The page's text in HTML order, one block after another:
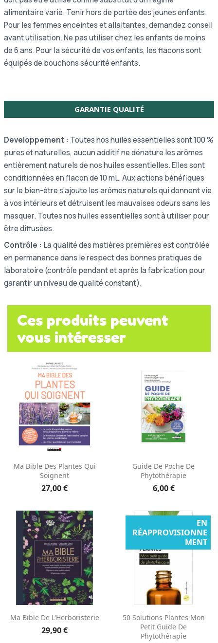
alimentaire varié. Tenir hors de portée des jeunes enfants.
Pour les femmes enceintes et allaitantes, demandez conseil
avant utilisation. Ne pas utiliser chez les enfants de moins
de 6 ans. Pour la sécurité de vos enfants, les flacons sont
équipés de bouchons sécurité enfants.
GARANTIE QUALITÉ
Developpement : Toutes nos huiles essentielles sont 100 %
pures et naturelles, aucun additif ne dénature les arômes
entièrement naturels de nos huiles essentielles. Elles sont
conditionnées en flacon de 10 mL. Aux actions bénéfiques
sur le bien-être s’ajoute les arômes naturels qui donnent vie
à vos intérieurs et détruisent les mauvaises odeurs sans les
masquer. Toutes nos huiles essentielles sont à utiliser pour
être diffusées.
Contrôle : La qualité des matières premières est contrôlée
en permanence dans le respect des bonnes pratiques de
laboratoire (contrôle pendant et après la fabrication pour
garantir un niveau de qualité constant).
Ces produits peuvent
vous intéresser
Ma Bible Des Plantes Qui
Soignent
27,00 €
Guide De Poche De
Phytothérapie
6,00 €
Ma Bible De L'Herboristerie
29,90 €
50 Solutions Plantes Mon
Petit Guide De
Phytothérapie
EN
RÉAPPROVISIONNE
MENT